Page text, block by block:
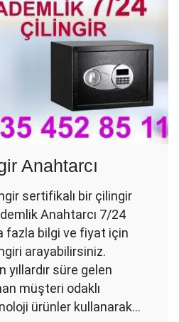
Anahtarcı
sertifikalı bir çilingir
Anahtarcı 7/24
fazla bilgi ve fiyat için
arayabilirsiniz.
yıllardır süre gelen
müşteri odaklı
ürünler kullanarak…